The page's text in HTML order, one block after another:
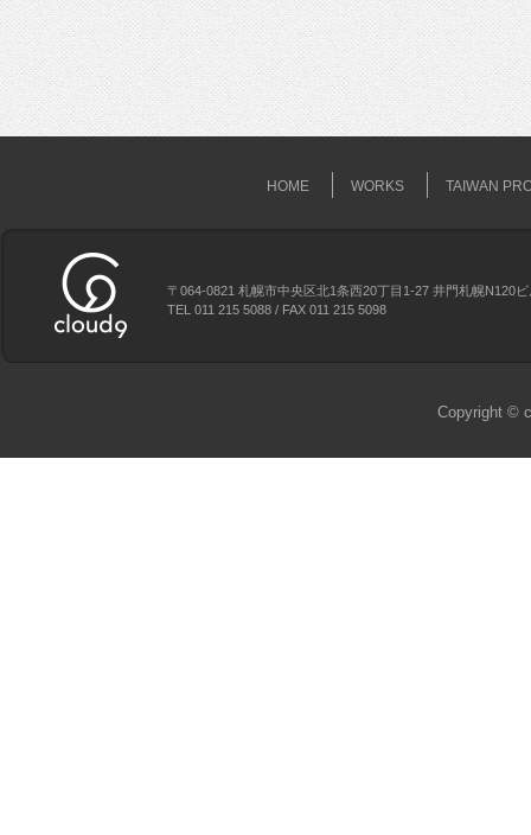
HOME WORKS TAIWAN
〒064-0821 札幌市中央区北1条西20丁目1-27 井門札幌N120
TEL 011 215 5088 / FAX 011 215 5098
Copyright ©